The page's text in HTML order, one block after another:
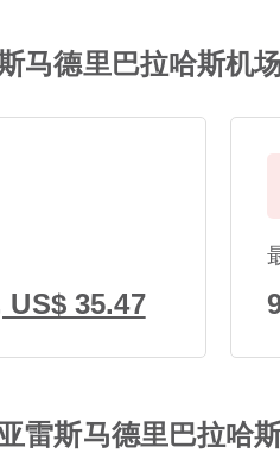
马德里巴拉哈斯机
US$ 35.47
雷斯马德里巴拉哈